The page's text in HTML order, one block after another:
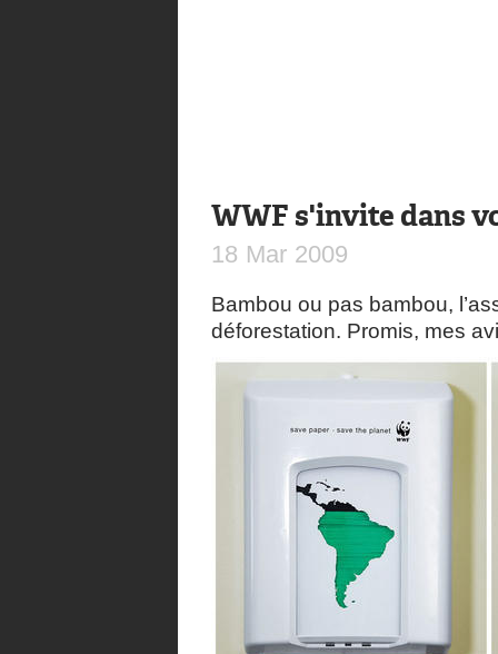
WWF s'invite dans
18 Mar 2009
Bambou ou pas bambou,
déforestation. Promis, mes